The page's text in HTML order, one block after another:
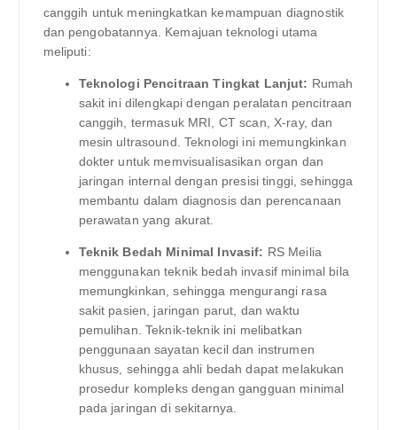
canggih untuk meningkatkan kemampuan diagnostik
dan pengobatannya. Kemajuan teknologi utama
meliputi:
Teknologi Pencitraan Tingkat Lanjut: Rumah
sakit ini dilengkapi dengan peralatan pencitraan
canggih, termasuk MRI, CT scan, X-ray, dan
mesin ultrasound. Teknologi ini memungkinkan
dokter untuk memvisualisasikan organ dan
jaringan internal dengan presisi tinggi, sehingga
membantu dalam diagnosis dan perencanaan
perawatan yang akurat.
Teknik Bedah Minimal Invasif: RS Meilia
menggunakan teknik bedah invasif minimal bila
memungkinkan, sehingga mengurangi rasa
sakit pasien, jaringan parut, dan waktu
pemulihan. Teknik-teknik ini melibatkan
penggunaan sayatan kecil dan instrumen
khusus, sehingga ahli bedah dapat melakukan
prosedur kompleks dengan gangguan minimal
pada jaringan di sekitarnya.